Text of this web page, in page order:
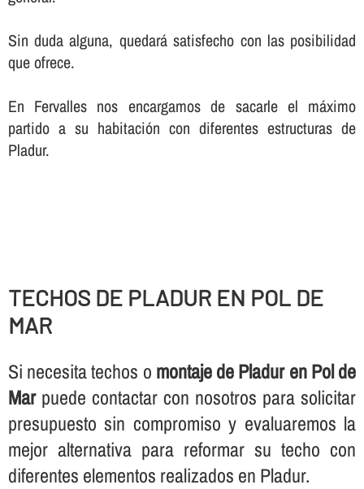
Sin duda alguna, quedará satisfecho con las posibilidad
que ofrece.
En Fervalles nos encargamos de sacarle el máximo
partido a su habitación con diferentes estructuras de
Pladur.
TECHOS DE PLADUR EN POL DE
MAR
Si necesita techos o montaje de Pladur en Pol de
Marpuede contactar con nosotros para solicitar
presupuesto sin compromiso y evaluaremos la
mejor alternativa para reformar su techo con
diferentes elementos realizados en Pladur.